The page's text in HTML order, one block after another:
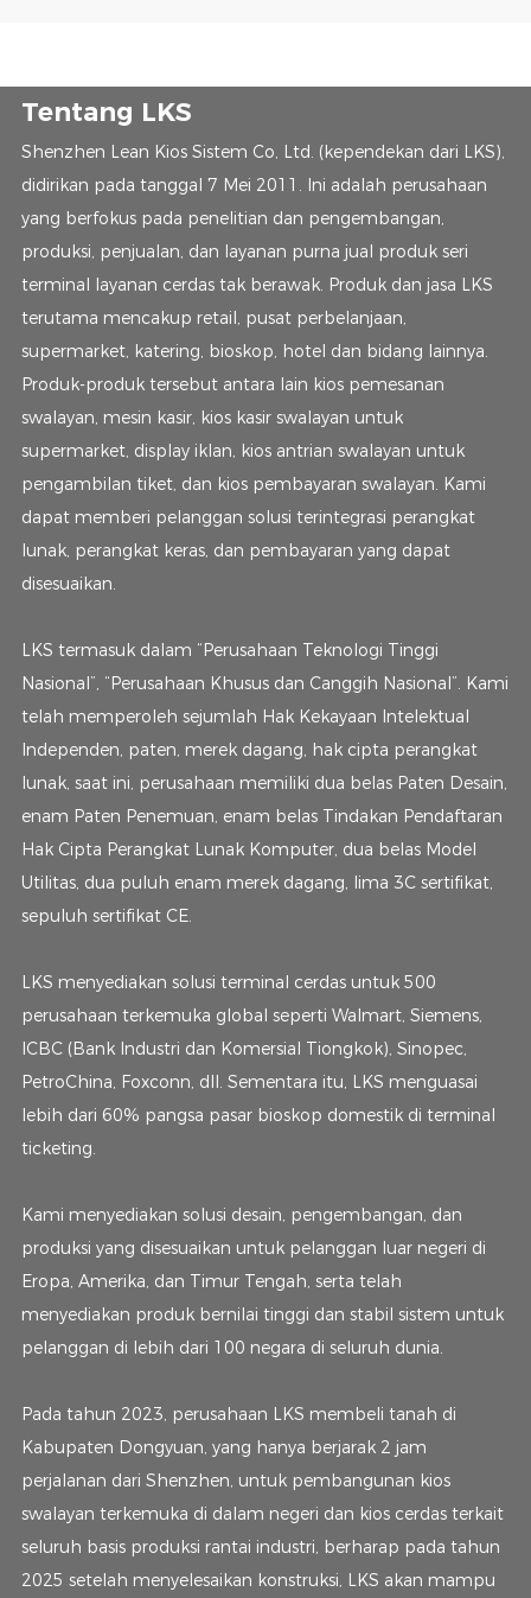
Tentang LKS
Shenzhen Lean Kios Sistem Co, Ltd. (kependekan dari LKS),
didirikan pada tanggal 7 Mei 2011. Ini adalah perusahaan
yang berfokus pada penelitian dan pengembangan,
produksi, penjualan, dan layanan purna jual produk seri
terminal layanan cerdas tak berawak. Produk dan jasa LKS
terutama mencakup retail, pusat perbelanjaan,
supermarket, katering, bioskop, hotel dan bidang lainnya.
Produk-produk tersebut antara lain kios pemesanan
swalayan, mesin kasir, kios kasir swalayan untuk
supermarket, display iklan, kios antrian swalayan untuk
pengambilan tiket, dan kios pembayaran swalayan. Kami
dapat memberi pelanggan solusi terintegrasi perangkat
lunak, perangkat keras, dan pembayaran yang dapat
disesuaikan.
LKS termasuk dalam “Perusahaan Teknologi Tinggi
Nasional”, “Perusahaan Khusus dan Canggih Nasional”. Kami
telah memperoleh sejumlah Hak Kekayaan Intelektual
Independen, paten, merek dagang, hak cipta perangkat
lunak, saat ini, perusahaan memiliki dua belas Paten Desain,
enam Paten Penemuan, enam belas Tindakan Pendaftaran
Hak Cipta Perangkat Lunak Komputer, dua belas Model
Utilitas, dua puluh enam merek dagang, lima 3C sertifikat,
sepuluh sertifikat CE.
LKS menyediakan solusi terminal cerdas untuk 500
perusahaan terkemuka global seperti Walmart, Siemens,
ICBC (Bank Industri dan Komersial Tiongkok), Sinopec,
PetroChina, Foxconn, dll. Sementara itu, LKS menguasai
lebih dari 60% pangsa pasar bioskop domestik di terminal
ticketing.
Kami menyediakan solusi desain, pengembangan, dan
produksi yang disesuaikan untuk pelanggan luar negeri di
Eropa, Amerika, dan Timur Tengah, serta telah
menyediakan produk bernilai tinggi dan stabil sistem untuk
pelanggan di lebih dari 100 negara di seluruh dunia.
Pada tahun 2023, perusahaan LKS membeli tanah di
Kabupaten Dongyuan, yang hanya berjarak 2 jam
perjalanan dari Shenzhen, untuk pembangunan kios
swalayan terkemuka di dalam negeri dan kios cerdas terkait
seluruh basis produksi rantai industri, berharap pada tahun
2025 setelah menyelesaikan konstruksi, LKS akan mampu